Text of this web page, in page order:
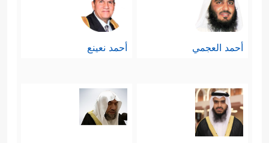
أحمد العجمي أحمد نعينع